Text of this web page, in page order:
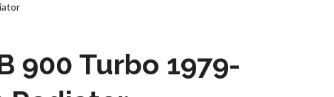
900 Turbo 1979-